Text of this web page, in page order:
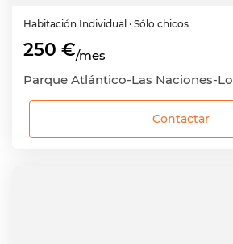
Habitación Individual · Sólo chicos
250 €/mes
Contactar